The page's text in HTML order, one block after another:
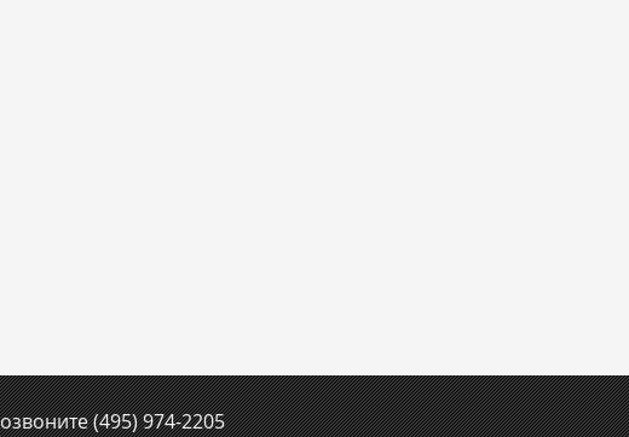
(495) 974-2205